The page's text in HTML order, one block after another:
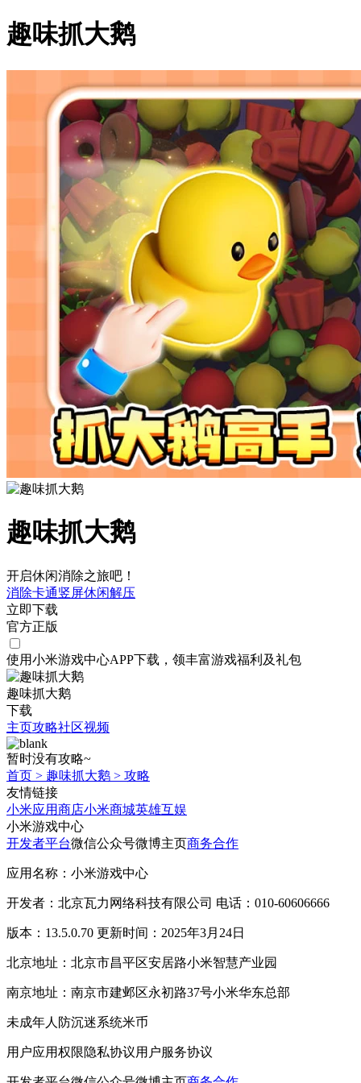
趣味抓大鹅
趣味抓大鹅
开启休闲消除之旅吧！
消除卡通竖屏休闲解压
立即下载
官方正版
使用小米游戏中心APP下载 ，领丰富游戏福利 及礼包
趣味抓大鹅
下载
主页攻略社区视频
暂时没有攻略~
首页 > 趣味抓大鹅 > 攻略
友情链接
小米应用商店小米商城英雄互娱
小米游戏中心
开发者平台微信公众号微博主页商务合作
应用名称：小米游戏中心
开发者：北京瓦力网络科技有限公司 电话：010-60606666
版本：13.5.0.70 更新时间：2025年3月24日
北京地址：北京市昌平区安居路小米智慧产业园
南京地址：南京市建邺区永初路37号小米华东总部
未成年人防沉迷系统米币
用户应用权限隐私协议用户服务协议